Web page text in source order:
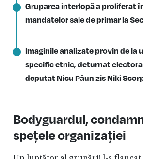
Gruparea interlopă a proliferat
mandatelor sale de primar la
Imaginile analizate provin de la
specific etnic, deturnat
deputat Nicu Păun zis Niki
Bodyguardul,
spețele organizației